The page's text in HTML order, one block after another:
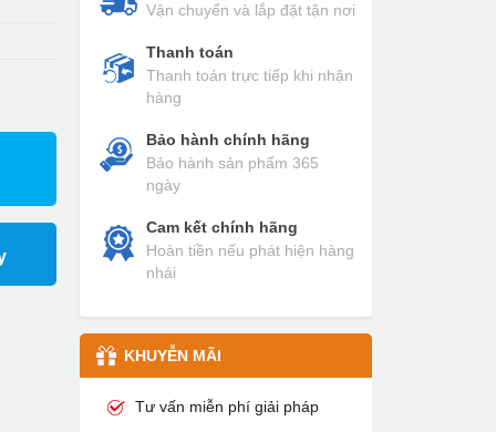
Vận chuyển và lắp đặt tận nơi
Thanh toán
Thanh toán trực tiếp khi nhận
hàng
Bảo hành chính hãng
Bảo hành sản phẩm 365
ngày
Cam kết chính hãng
Hoàn tiền nếu phát hiện hàng
nhái
KHUYỄN MÃI
Tư vấn miễn phí giải pháp